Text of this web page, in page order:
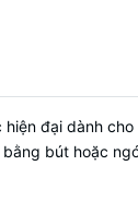
lên đến 8m)
đại dành
bút hoặc